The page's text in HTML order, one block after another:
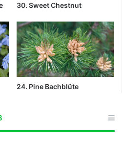
30. Sweet Chestnut
24. Pine Bachblüte